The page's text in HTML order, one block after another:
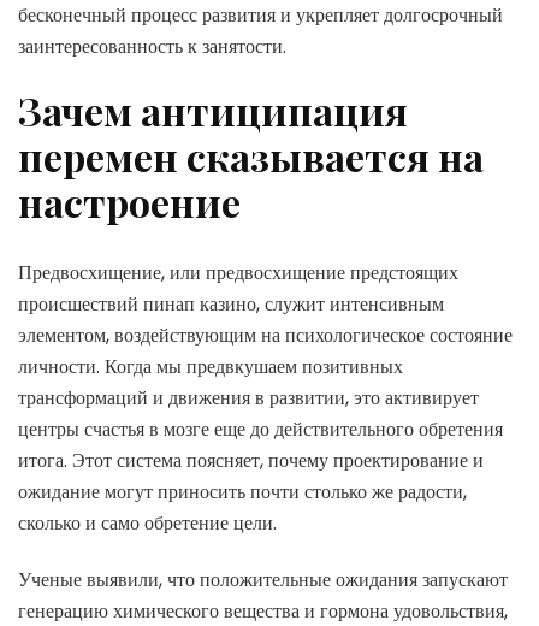
бесконечный процесс развития и укрепляет долгосрочный
заинтересованность к занятости.
Зачем антиципация
перемен сказывается на
настроение
Предвосхищение, или предвосхищение предстоящих
происшествий пинап казино, служит интенсивным
элементом, воздействующим на психологическое состояние
личности. Когда мы предвкушаем позитивных
трансформаций и движения в развитии, это активирует
центры счастья в мозге еще до действительного обретения
итога. Этот система поясняет, почему проектирование и
ожидание могут приносить почти столько же радости,
сколько и само обретение цели.
Ученые выявили, что положительные ожидания запускают
генерацию химического вещества и гормона удовольствия,